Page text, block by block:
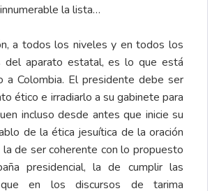
la lista…
a todos los niveles y en todos los
del aparato estatal, es lo que está
a Colombia. El presidente debe ser
ético e irradiarlo a su gabinete para
incluso desde antes que inicie su
de la ética jesuítica de la oración
la de ser coherente con lo propuesto
presidencial, la de cumplir las
en los discursos de tarima